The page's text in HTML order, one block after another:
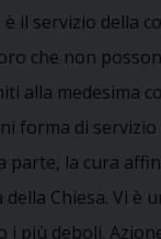
è il servizio della
che non
medesima
forma di
la cura
Chiesa. Vi
deboli.